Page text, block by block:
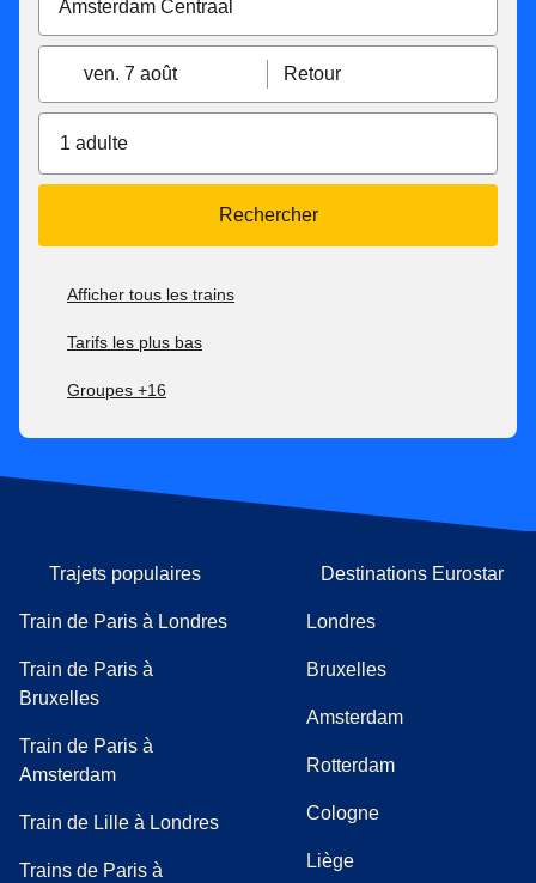
ven. 7 août Retour
1 adulte
Rechercher
Afficher tous les trains
Tarifs les plus bas
Groupes +16
Trajets populaires
Train de Paris à Londres
Train de Paris à
Bruxelles
Train de Paris à
Amsterdam
Train de Lille à Londres
Trains de Paris à
Destinations Eurostar
Londres
Bruxelles
Amsterdam
Rotterdam
Cologne
Liège